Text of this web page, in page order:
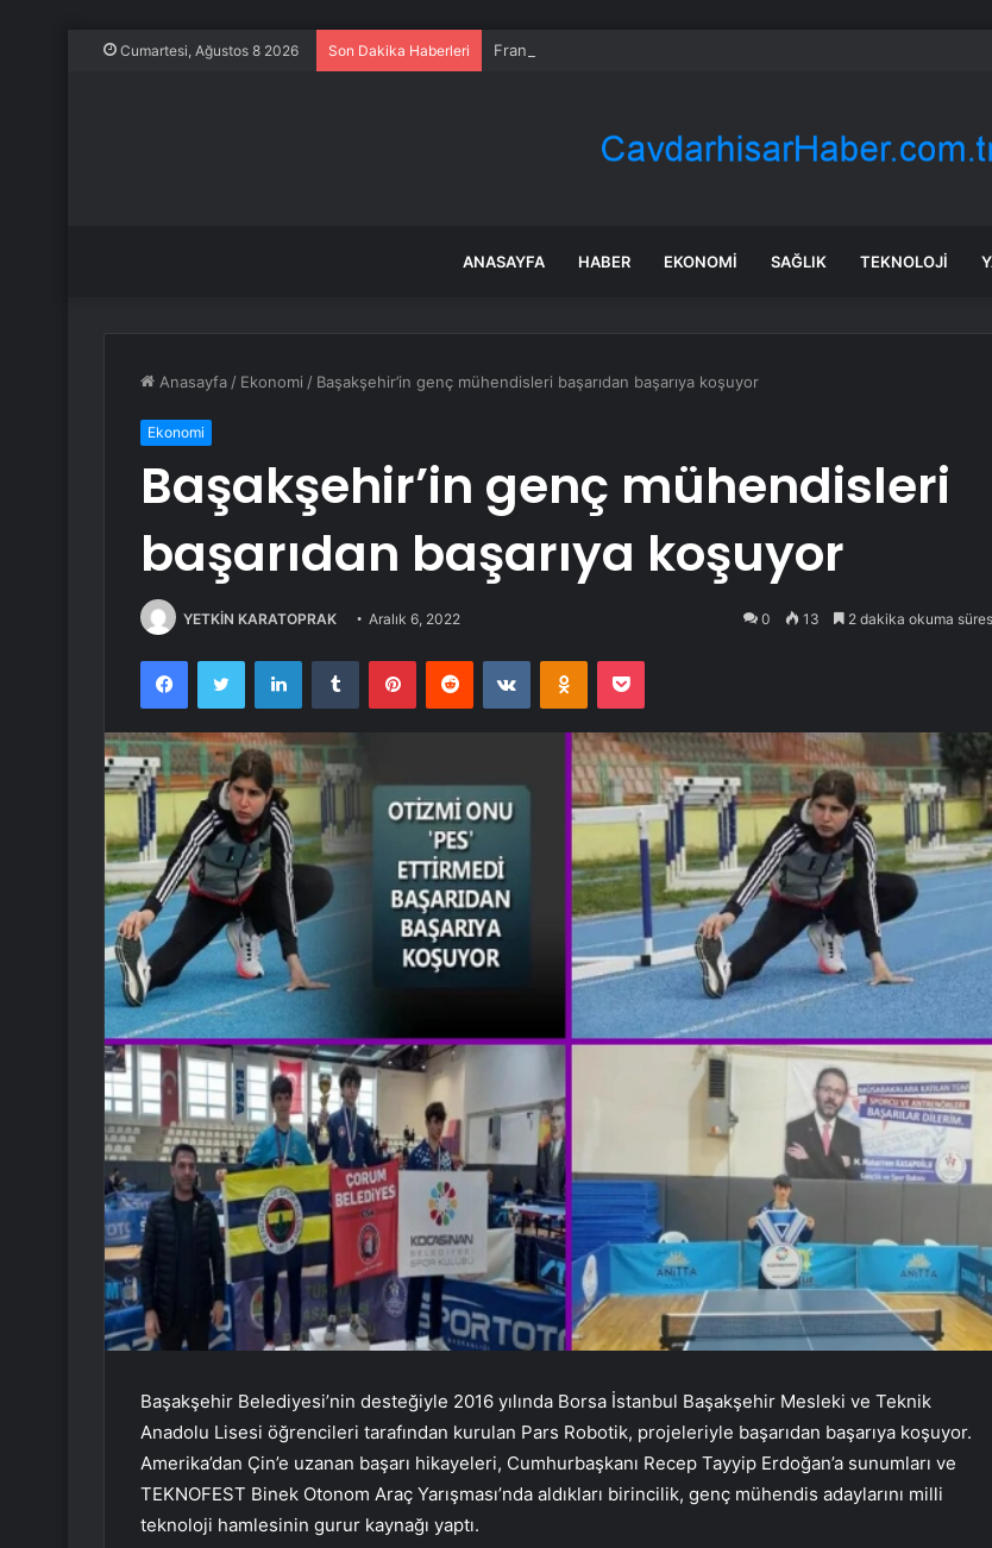
Cumartesi, Ağustos 8 2026 Son Dakika Haberleri Fransa’daki yangınlarda 4 itfaiye eri hayatını kaybetti
ANASAYFA HABER EKONOMI SAĞLIK TEKNOLOJI
Anasayfa / Ekonomi / Başakşehir’in genç mühendisleri başarıdan başarıya koşuyor
Ekonomi
Başakşehir’in genç mühendisleri
başarıdan başarıya koşuyor
YETKİN KARATOPRAK Aralık 6, 2022 0 13 2 dakika okuma
FacebookTwitter LinkedInTumblr PinterestReddit VKontakteOdnoklassniki
Pocket
Başakşehir Belediyesi’nin desteğiyle 2016 yılında Borsa İstanbul Başakşehir Mesleki ve Teknik
Anadolu Lisesi öğrencileri tarafından kurulan Pars Robotik, projeleriyle başarıdan başarıya koşuyor.
Amerika’dan Çin’e uzanan başarı hikayeleri, Cumhurbaşkanı Recep Tayyip Erdoğan’a sunumları ve
TEKNOFEST Binek Otonom Araç Yarışması’nda aldıkları birincilik, genç mühendis adaylarını milli
teknoloji hamlesinin gurur kaynağı yaptı.